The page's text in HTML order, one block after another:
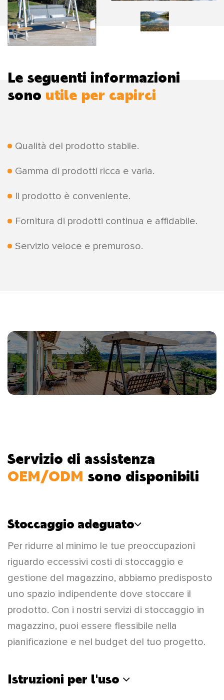
Le seguenti informazioni
sono utile per capirci
Qualità del prodotto stabile.
Gamma di prodotti ricca e varia.
Il prodotto è conveniente.
Fornitura di prodotti continua e affidabile.
Servizio veloce e premuroso.
Servizio di assistenza
OEM/ODM sono disponibili
Stoccaggio adeguato
Per ridurre al minimo le tue preoccupazioni
riguardo eccessivi costi di stoccaggio e
gestione del magazzino, abbiamo predisposto
uno spazio indipendente dove stoccare il
prodotto. Con i nostri servizi di stoccaggio in
magazzino, puoi essere flessibile nella
pianificazione e nel budget del tuo progetto.
Istruzioni per l'uso